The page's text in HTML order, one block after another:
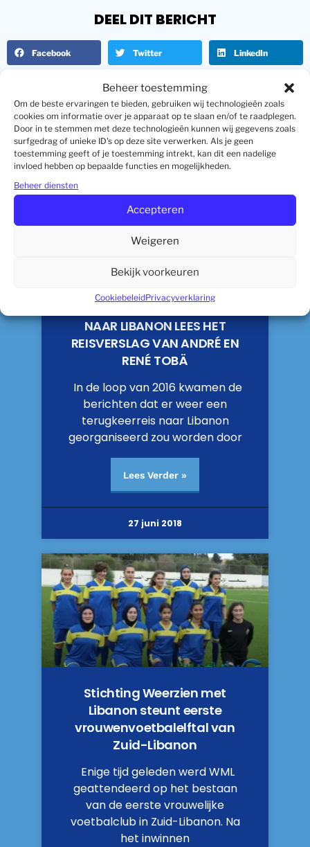
Beheer toestemming
Om de beste ervaringen te bieden, gebruiken wij technologieën zoals
cookies om informatie over je apparaat op te slaan en/of te raadplegen.
Door in te stemmen met deze technologieën kunnen wij gegevens zoals
surfgedrag of unieke ID's op deze site verwerken. Als je geen
toestemming geeft of je toestemming intrekt, kan dit een nadelige
invloed hebben op bepaalde functies en mogelijkheden.
Beheer diensten
Accepteren
Weigeren
Bekijk voorkeuren
CookiebeleidPrivacyverklaring
DEEL DIT BERICHT
Facebook Twitter LinkedIn
NAAR LIBANON LEES HET
REISVERSLAG VAN ANDRÉ EN
RENÉ TOBÄ
In de loop van 2016 kwamen de
berichten dat er weer een
terugkeerreis naar Libanon
georganiseerd zou worden door
Lees Verder »
27 juni 2018
Stichting Weerzien met
Libanon steunt eerste
vrouwenvoetbalelftal van
Zuid-Libanon
Enige tijd geleden werd WML
geattendeerd op het bestaan
van de eerste vrouwelijke
voetbalclub in Zuid-Libanon. Na
het inwinnen